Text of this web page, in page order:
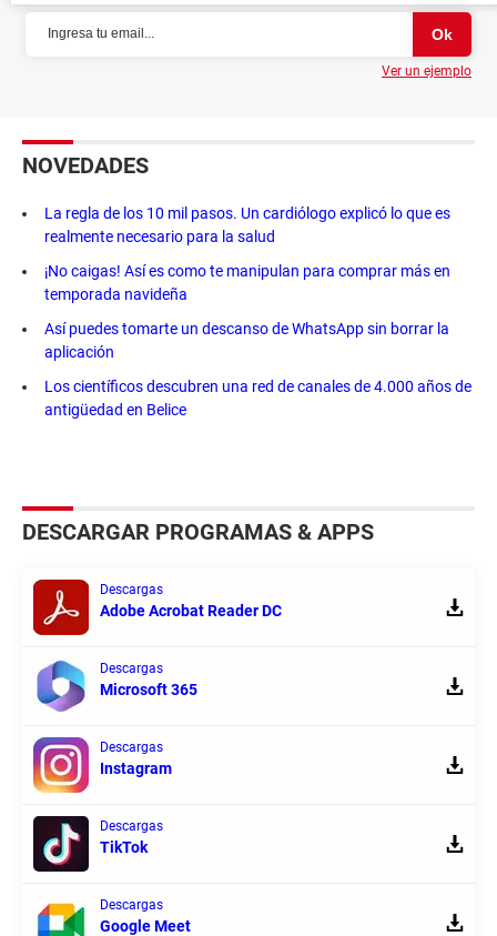
Ver un ejemplo
NOVEDADES
La regla de los 10 mil pasos. Un cardiólogo explicó lo que es
realmente necesario para la salud
¡No caigas! Así es como te manipulan para comprar más en
temporada navideña
Así puedes tomarte un descanso de WhatsApp sin borrar la
aplicación
Los científicos descubren una red de canales de 4.000 años de
antigüedad en Belice
DESCARGAR PROGRAMAS & APPS
Descargas
Adobe Acrobat Reader DC
Descargas
Microsoft 365
Descargas
Instagram
Descargas
TikTok
Descargas
Google Meet